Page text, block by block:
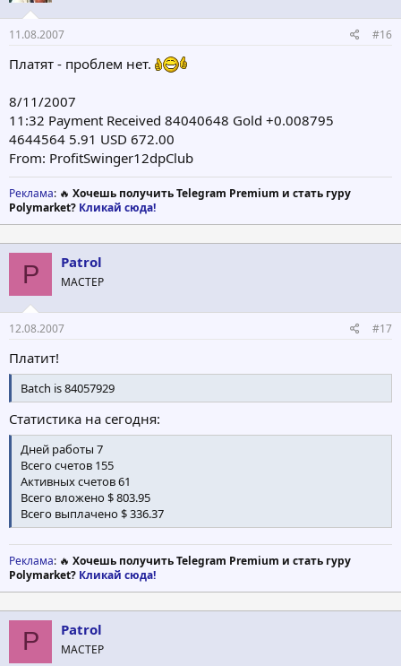
11.08.2007 #16
Платят - проблем нет.
8/11/2007
11:32 Payment Received 84040648 Gold +0.008795
4644564 5.91 USD 672.00
From: ProfitSwinger12dpClub
Реклама: 🔥 Хочешь получить Telegram Premium и стать гуру
Polymarket? Кликай сюда!
P Patrol
МАСТЕР
12.08.2007 #17
Платит!
Batch is 84057929
Статистика на сегодня:
Дней работы 7
Всего счетов 155
Активных счетов 61
Всего вложено $ 803.95
Всего выплачено $ 336.37
Реклама: 🔥 Хочешь получить Telegram Premium и стать гуру
Polymarket? Кликай сюда!
P Patrol
МАСТЕР